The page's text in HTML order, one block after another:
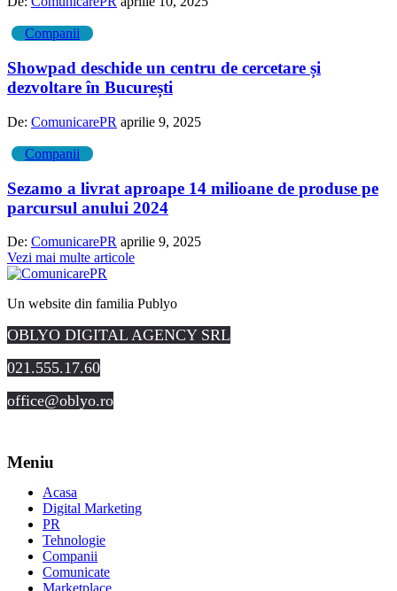
Companii
Showpad deschide un centru de cercetare și
dezvoltare în București
De: ComunicarePR aprilie 9, 2025
Companii
Sezamo a livrat aproape 14 milioane de produse pe
parcursul anului 2024
De: ComunicarePR aprilie 9, 2025
Vezi mai multe articole
Un website din familia Publyo
OBLYO DIGITAL AGENCY SRL
021.555.17.60
office@oblyo.ro
Meniu
Acasa
Digital Marketing
PR
Tehnologie
Companii
Comunicate